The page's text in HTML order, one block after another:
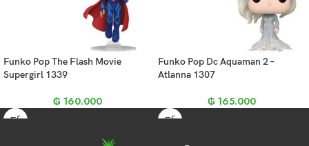
Funko Pop The Flash Movie
Supergirl 1339
₲ 160.000
Funko Pop Dc Aquaman 2 –
Atlanna 1307
₲ 165.000